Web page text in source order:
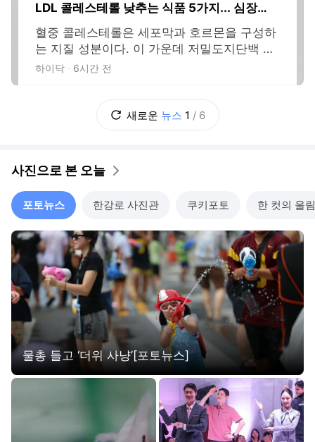
LDL 콜레스테롤 낮추는 식품 5가지... 심장
내과 전문의 추천한 '이것'은?
혈중 콜레스테롤은 세포막과 호르몬을 구성하
는 지질 성분이다. 이 가운데 저밀도지단백 콜
레스테롤(LDL cholesterol)이 혈관 벽에 쌓이
과 뇌졸중 위험이 커지는 것으로 알려져 있다.
하이닥 6시간 전
새로운 뉴스 1 / 6
사진으로 본 오늘
포토뉴스 한강로 사진관 쿠키포토 한 컷의 울림
물총 들고 ‘더위 사냥’[포토뉴스]